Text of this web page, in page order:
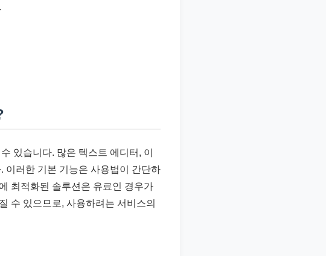
있습니다. 많은 텍스트 에디터, 이
이러한 기본 기능은 사용법이 간단하
최적화된 솔루션은 유료인 경우가
수 있으므로, 사용하려는 서비스의